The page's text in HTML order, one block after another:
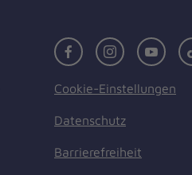
FacebookInstagram
Cookie-Einstellungen
Datenschutz
Barrierefreiheit